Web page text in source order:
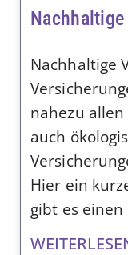
Nachhaltige
nahezu
auch
Hier ein
gibt es einen